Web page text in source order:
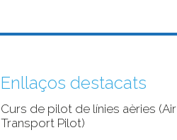
Enllaços destacats
Curs de pilot de línies aèries (Air
Transport Pilot)